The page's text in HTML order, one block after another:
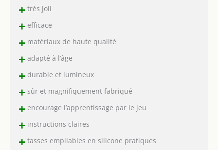
+très joli
+efficace
+matériaux de haute qualité
+adapté à l’âge
+durable et lumineux
+sûr et magnifiquement fabriqué
+encourage l’apprentissage par le jeu
+instructions claires
+tasses empilables en silicone pratiques